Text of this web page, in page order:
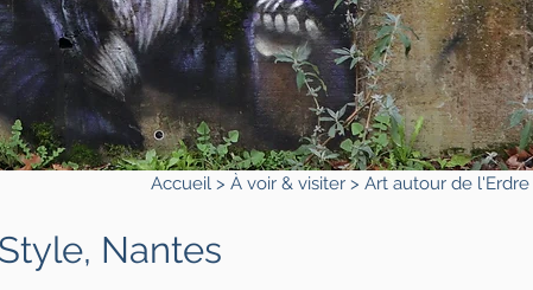
Accueil > À voir & visiter > Art autour de l'Erdre
Nantes